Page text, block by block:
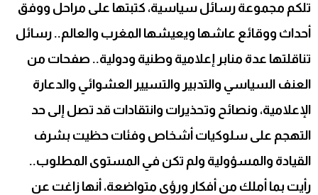
تلكم مجموعة رسائل سياسية، كتبتها على مراحل ووفق
أحداث ووقائع عاشها ويعيشها المغرب والعالم.. رسائل
تناقلتها عدة منابر إعلامية وطنية ودولية.. صفحات من
العنف السياسي والتدبير والتسيير العشوائي والدعارة
الإعلامية، ونصائح وتحذيرات وانتقادات قد تصل إلى حد
التهجم على سلوكيات أشخاص وفئات حظيت بشرف
القيادة والمسؤولية ولم تكن في المستوى المطلوب..
رأيت بما أملك من أفكار ورؤى متواضعة، أنها زاغت عن